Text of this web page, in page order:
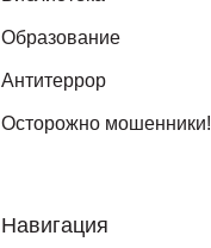
Образование
Антитеррор
Осторожно мошенники!
Навигация